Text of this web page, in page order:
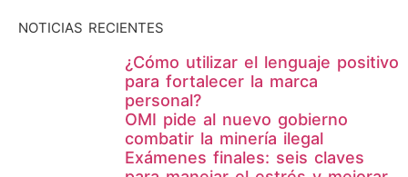
NOTICIAS RECIENTES
¿Cómo utilizar el lenguaje positivo
para fortalecer la marca
personal?
OMI pide al nuevo gobierno
combatir la minería ilegal
Exámenes finales: seis claves